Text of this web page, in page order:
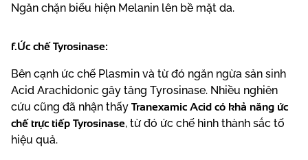
Ngăn chặn biểu hiện Melanin lên bề mặt da.
f.Ức chế Tyrosinase:
Bên cạnh ức chế Plasmin và từ đó ngăn ngừa sản sinh
Acid Arachidonic gây tăng Tyrosinase. Nhiều nghiên
cứu cũng đã nhận thấy Tranexamic Acid có khả năng ức
chế trực tiếp Tyrosinase, từ đó ức chế hình thành sắc tố
hiệu quả.